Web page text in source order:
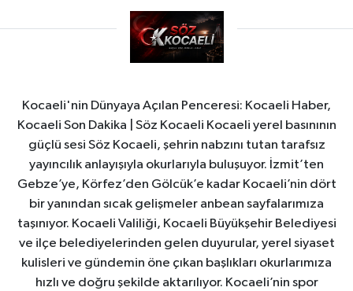
Kocaeli'nin Dünyaya Açılan Penceresi: Kocaeli Haber,
Kocaeli Son Dakika | Söz Kocaeli Kocaeli yerel basınının
güçlü sesi Söz Kocaeli, şehrin nabzını tutan tarafsız
yayıncılık anlayışıyla okurlarıyla buluşuyor. İzmit’ten
Gebze’ye, Körfez’den Gölcük’e kadar Kocaeli’nin dört
bir yanından sıcak gelişmeler anbean sayfalarımıza
taşınıyor. Kocaeli Valiliği, Kocaeli Büyükşehir Belediyesi
ve ilçe belediyelerinden gelen duyurular, yerel siyaset
kulisleri ve gündemin öne çıkan başlıkları okurlarımıza
hızlı ve doğru şekilde aktarılıyor. Kocaeli’nin spor